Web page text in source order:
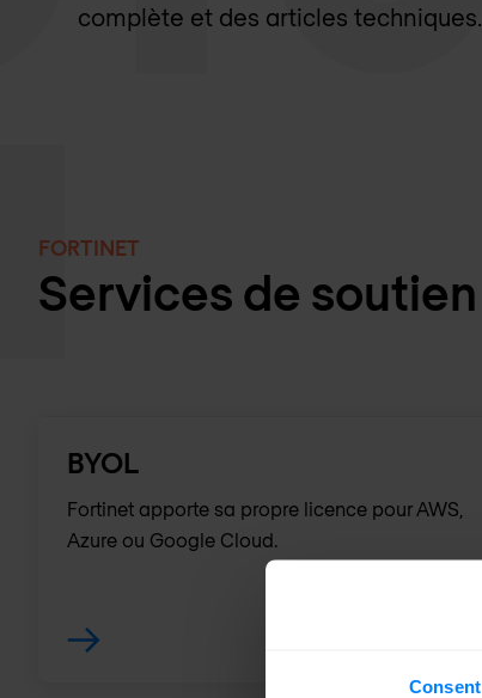
Consent
complète et des articles techniques.
FORTINET
Services de soutien
BYOL
Fortinet apporte sa propre licence pour AWS,
Azure ou Google Cloud.